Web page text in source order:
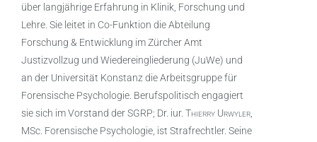
über langjährige Erfahrung in Klinik, Forschung und
Lehre. Sie leitet in Co-Funktion die Abteilung
Forschung & Entwicklung im Zürcher Amt
Justizvollzug und Wiedereingliederung (JuWe) und
an der Universität Konstanz die Arbeitsgruppe für
Forensische Psychologie. Berufspolitisch engagiert
sie sich im Vorstand der SGRP; Dr. iur. Thierry Urwyler,
MSc. Forensische Psychologie, ist Strafrechtler. Seine